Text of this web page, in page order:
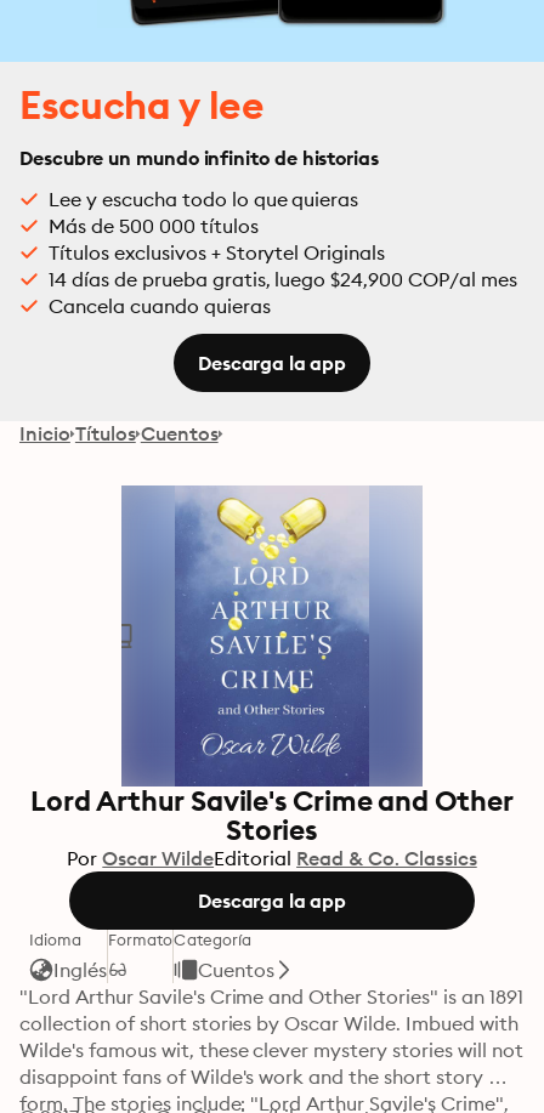
Escucha y lee
Descubre un mundo infinito de historias
Lee y escucha todo lo que quieras
Más de 500 000 títulos
Títulos exclusivos + Storytel Originals
14 días de prueba gratis, luego $24,900 COP/al mes
Cancela cuando quieras
Descarga la app
Inicio Títulos Cuentos
Lord Arthur Savile's Crime and Other
Stories
Por Oscar WildeEditorial Read & Co. Classics
Descarga la app
Idioma
Inglés
FormatoCategoría
Cuentos
"Lord Arthur Savile's Crime and Other Stories" is an 1891
collection of short stories by Oscar Wilde. Imbued with
Wilde's famous wit, these clever mystery stories will not
disappoint fans of Wilde's work and the short story
form. The stories include: "Lord Arthur Savile's Crime",